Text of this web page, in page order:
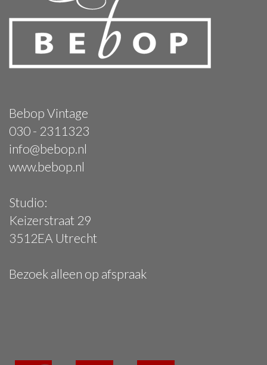
Bebop Vintage
030 - 2311323
info@bebop.nl
www.bebop.nl
Studio:
Keizerstraat 29
3512EA Utrecht
Bezoek alleen op afspraak